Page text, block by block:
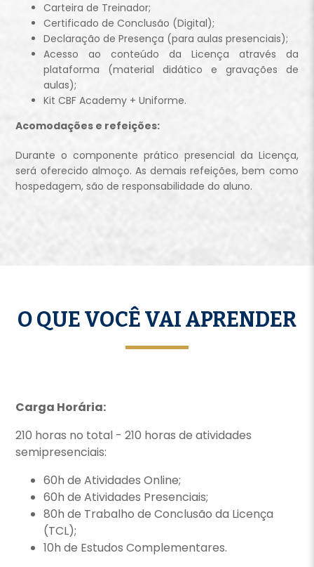
Carteira de Treinador;
Certificado de Conclusão (Digital);
Declaração de Presença (para aulas presenciais);
Acesso ao conteúdo da Licença através da
plataforma (material didático e gravações de
aulas);
Kit CBF Academy + Uniforme.
Acomodações e refeições:
Durante o componente prático presencial da Licença,
será oferecido almoço. As demais refeições, bem como
hospedagem, são de responsabilidade do aluno.
O QUE VOCÊ VAI APRENDER
Carga Horária:
210 horas no total - 210 horas de atividades
semipresenciais:
60h de Atividades Online;
60h de Atividades Presenciais;
80h de Trabalho de Conclusão da Licença
(TCL);
10h de Estudos Complementares.